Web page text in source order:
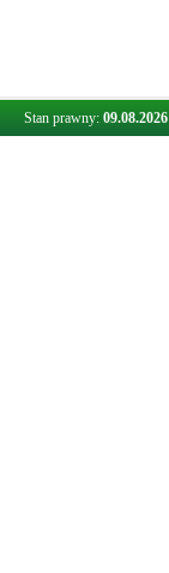
Stan prawny: 09.08.2026